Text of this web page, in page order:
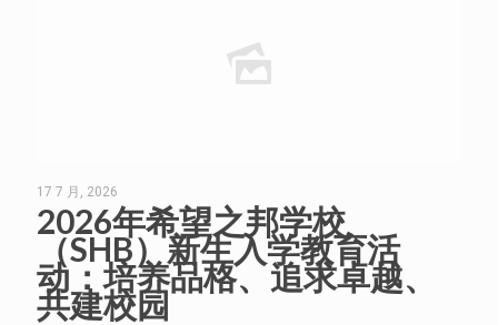
17 7 月, 2026
2026年希望之邦学校
（SHB）新生入学教育活
动：培养品格、追求卓越、
共建校园